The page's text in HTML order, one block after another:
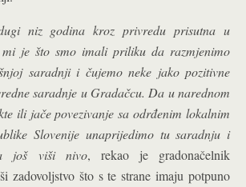
niz godina kroz privredu prisutna u
je što smo imali priliku da razmjenimo
saradnji i čujemo neke jako pozitivne
saradnje u Gradačcu. Da u narednom
ili jače povezivanje sa odrđenim lokalnim
Slovenije unaprijedimo tu saradnju i
još viši nivo, rekao je gradonačelnik
zadovoljstvo što s te strane imaju potpuno